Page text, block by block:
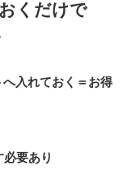
くだけで
へ入れておく＝お得
要あり